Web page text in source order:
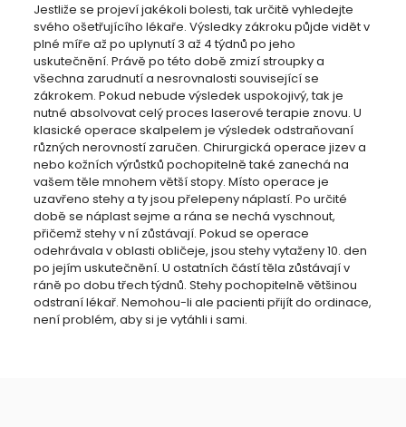
Jestliže se projeví jakékoli bolesti, tak určitě vyhledejte
svého ošetřujícího lékaře. Výsledky zákroku půjde vidět v
plné míře až po uplynutí 3 až 4 týdnů po jeho
uskutečnění. Právě po této době zmizí stroupky a
všechna zarudnutí a nesrovnalosti související se
zákrokem. Pokud nebude výsledek uspokojivý, tak je
nutné absolvovat celý proces laserové terapie znovu. U
klasické operace skalpelem je výsledek odstraňovaní
různých nerovností zaručen. Chirurgická operace jizev a
nebo kožních výrůstků pochopitelně také zanechá na
vašem těle mnohem větší stopy. Místo operace je
uzavřeno stehy a ty jsou přelepeny náplastí. Po určité
době se náplast sejme a rána se nechá vyschnout,
přičemž stehy v ní zůstávají. Pokud se operace
odehrávala v oblasti obličeje, jsou stehy vytaženy 10. den
po jejím uskutečnění. U ostatních částí těla zůstávají v
ráně po dobu třech týdnů. Stehy pochopitelně většinou
odstraní lékař. Nemohou-li ale pacienti přijít do ordinace,
není problém, aby si je vytáhli i sami.